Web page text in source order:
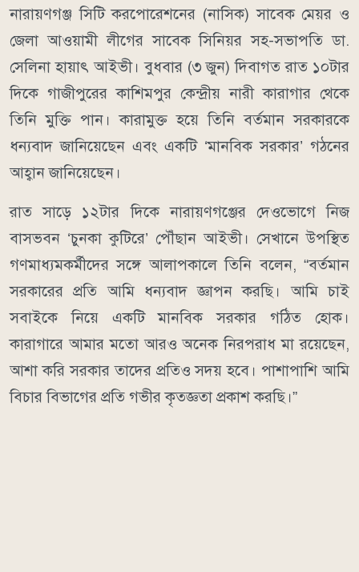
নারায়ণগঞ্জ সিটি করপোরেশনের (নাসিক) সাবেক মেয়র ও
জেলা আওয়ামী লীগের সাবেক সিনিয়র সহ-সভাপতি ডা.
সেলিনা হায়াৎ আইভী। বুধবার (৩ জুন) দিবাগত রাত ১০টার
দিকে গাজীপুরের কাশিমপুর কেন্দ্রীয় নারী কারাগার থেকে
তিনি মুক্তি পান। কারামুক্ত হয়ে তিনি বর্তমান সরকারকে
ধন্যবাদ জানিয়েছেন এবং একটি ‘মানবিক সরকার’ গঠনের
আহ্বান জানিয়েছেন।
রাত সাড়ে ১২টার দিকে নারায়ণগঞ্জের দেওভোগে নিজ
বাসভবন ‘চুনকা কুটিরে’ পৌঁছান আইভী। সেখানে উপস্থিত
গণমাধ্যমকর্মীদের সঙ্গে আলাপকালে তিনি বলেন, “বর্তমান
সরকারের প্রতি আমি ধন্যবাদ জ্ঞাপন করছি। আমি চাই
সবাইকে নিয়ে একটি মানবিক সরকার গঠিত হোক।
কারাগারে আমার মতো আরও অনেক নিরপরাধ মা রয়েছেন,
আশা করি সরকার তাদের প্রতিও সদয় হবে। পাশাপাশি আমি
বিচার বিভাগের প্রতি গভীর কৃতজ্ঞতা প্রকাশ করছি।”